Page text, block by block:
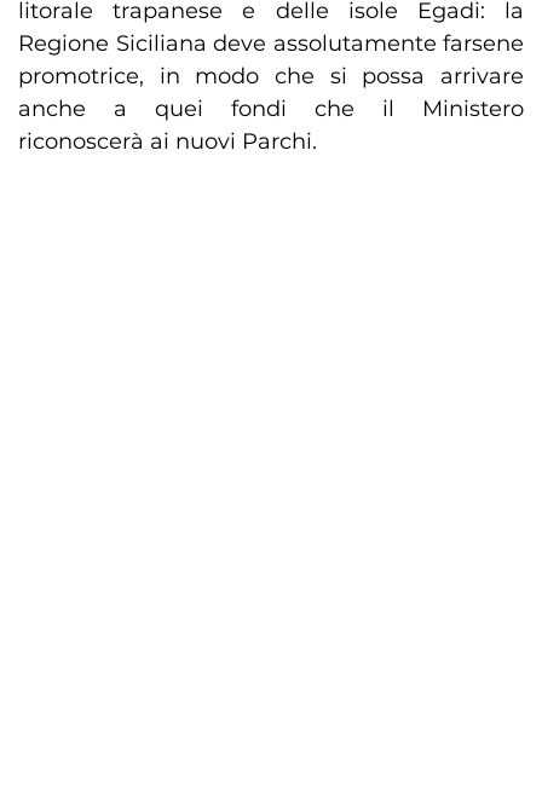
litorale trapanese e delle isole Egadi: la
Regione Siciliana deve assolutamente farsene
promotrice, in modo che si possa arrivare
anche a quei fondi che il Ministero
riconoscerà ai nuovi Parchi.